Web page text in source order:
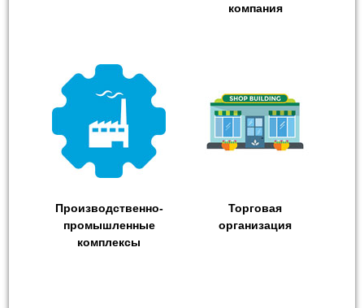
компания
Производственно-
промышленные
комплексы
Торговая
организация